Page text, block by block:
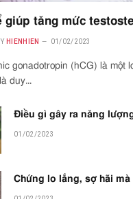
giúp tăng mức
HIENHIEN 01/02/2023
gonadotropin (hCG) là một
duy…
Điều gì gây ra năng
01/02/2023
Chứng lo lắng, sợ hãi